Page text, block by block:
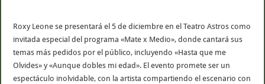
Roxy Leone se presentará el 5 de diciembre en el Teatro Astros como
invitada especial del programa «Mate x Medio», donde cantará sus
temas más pedidos por el público, incluyendo «Hasta que me
Olvides» y «Aunque dobles mi edad». El evento promete ser un
espectáculo inolvidable, con la artista compartiendo el escenario con